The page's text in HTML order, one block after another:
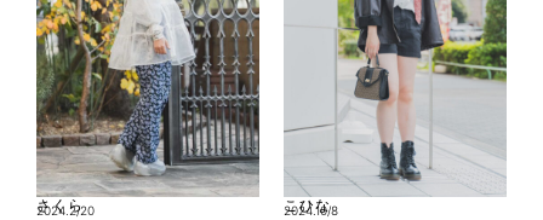
さくら
2024.2/20 こひな
2024.10/8